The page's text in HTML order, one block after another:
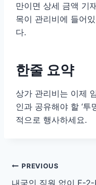
만이면 상세 금액 기
목이 관리비에 들어
다.
한줄 요약
상가 관리비는 이제
인과 공유해야 할 ‘투
적으로 행사하세요.
글PREVIOUS
내국인 직원 없이 F-2-